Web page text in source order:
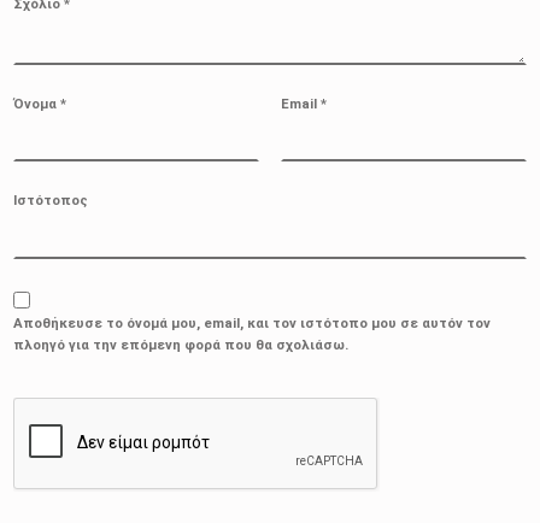
Σχόλιο*
Όνομα* Email *
Ιστότοπος
Αποθήκευσε το όνομά μου, email, και τον ιστότοπο μου σε αυτόν τον
πλοηγό για την επόμενη φορά που θα σχολιάσω.